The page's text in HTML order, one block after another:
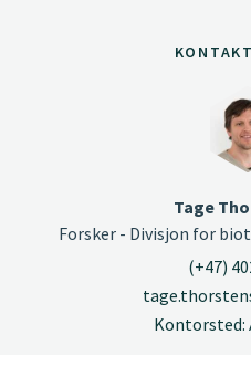
Tage
Forsker - Divisjon for
(+47)
Kontorsted: